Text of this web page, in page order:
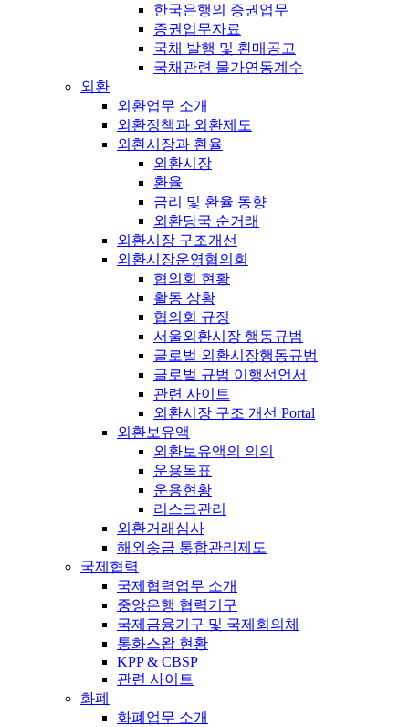
한국은행의 증권업무
증권업무자료
국채 발행 및 환매공고
국채관련 물가연동계수
외환
외환업무 소개
외환정책과 외환제도
외환시장과 환율
외환시장
환율
금리 및 환율 동향
외환당국 순거래
외환시장 구조개선
외환시장운영협의회
협의회 현황
활동 상황
협의회 규정
서울외환시장 행동규범
글로벌 외환시장행동규범
글로벌 규범 이행선언서
관련 사이트
외환시장 구조 개선 Portal
외환보유액
외환보유액의 의의
운용목표
운용현황
리스크관리
외환거래심사
해외송금 통합관리제도
국제협력
국제협력업무 소개
중앙은행 협력기구
국제금융기구 및 국제회의체
통화스왑 현황
KPP & CBSP
관련 사이트
화폐
화폐업무 소개